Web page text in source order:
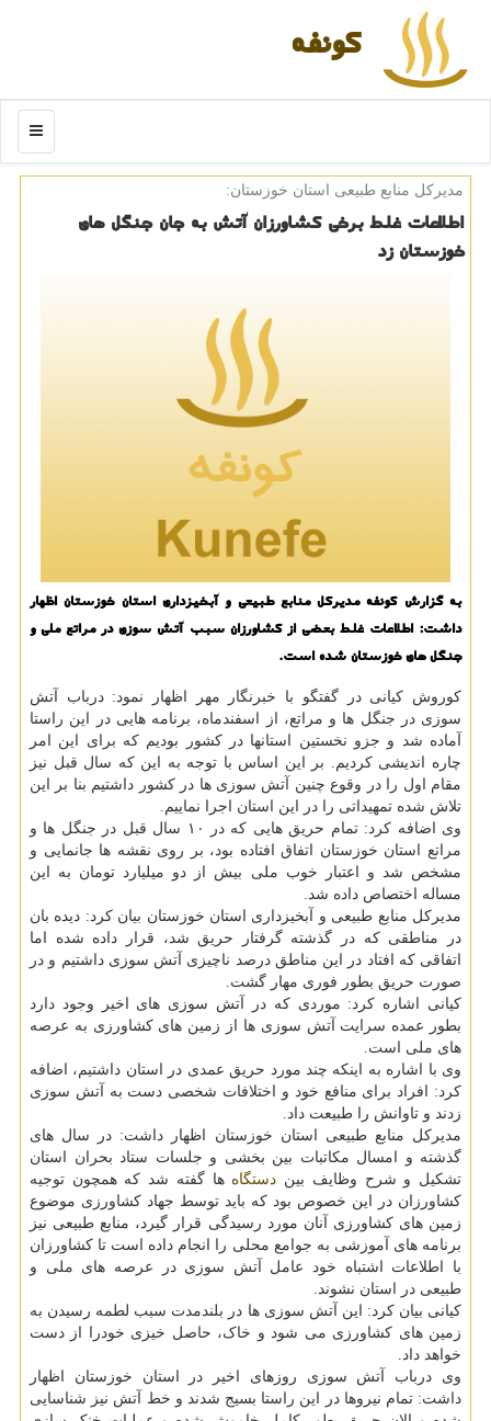
كونفه
منو
مدیركل منابع طبیعی استان خوزستان:
اطلاعات غلط برخی كشاورزان آتش به جان جنگل های
خوزستان زد
به گزارش كونفه مدیركل منابع طبیعی و آبخیزداری استان خوزستان اظهار
داشت: اطلاعات غلط بعضی از كشاورزان سبب آتش سوزی در مراتع ملی و
جنگل های خوزستان شده است.
کوروش کیانی در گفتگو با خبرنگار مهر اظهار نمود: درباب آتش
سوزی در جنگل ها و مراتع، از اسفندماه، برنامه هایی در این راستا
آماده شد و جزو نخستین استانها در کشور بودیم که برای این امر
چاره اندیشی کردیم. بر این اساس با توجه به این که سال قبل نیز
مقام اول را در وقوع چنین آتش سوزی ها در کشور داشتیم بنا بر این
تلاش شده تمهیداتی را در این استان اجرا نماییم.
وی اضافه کرد: تمام حریق هایی که در ۱۰ سال قبل در جنگل ها و
مراتع استان خوزستان اتفاق افتاده بود، بر روی نقشه ها جانمایی و
مشخص شد و اعتبار خوب ملی بیش از دو میلیارد تومان به این
مساله اختصاص داده شد.
مدیرکل منابع طبیعی و آبخیزداری استان خوزستان بیان کرد: دیده بان
در مناطقی که در گذشته گرفتار حریق شد، قرار داده شده اما
اتفاقی که افتاد در این مناطق درصد ناچیزی آتش سوزی داشتیم و در
صورت حریق بطور فوری مهار گشت.
کیانی اشاره کرد: موردی که در آتش سوزی های اخیر وجود دارد
بطور عمده سرایت آتش سوزی ها از زمین های کشاورزی به عرصه
های ملی است.
وی با اشاره به اینکه چند مورد حریق عمدی در استان داشتیم، اضافه
کرد: افراد برای منافع خود و اختلافات شخصی دست به آتش سوزی
زدند و تاوانش را طبیعت داد.
مدیرکل منابع طبیعی استان خوزستان اظهار داشت: در سال های
گذشته و امسال مکاتبات بین بخشی و جلسات ستاد بحران استان
تشکیل و شرح وظایف بین دستگاه ها گفته شد که همچون توجیه
کشاورزان در این خصوص بود که باید توسط جهاد کشاورزی موضوع
زمین های کشاورزی آنان مورد رسیدگی قرار گیرد، منابع طبیعی نیز
برنامه های آموزشی به جوامع محلی را انجام داده است تا کشاورزان
با اطلاعات اشتباه خود عامل آتش سوزی در عرصه های ملی و
طبیعی در استان نشوند.
کیانی بیان کرد: این آتش سوزی ها در بلندمدت سبب لطمه رسیدن به
زمین های کشاورزی می شود و خاک، حاصل خیزی خودرا از دست
خواهد داد.
وی درباب آتش سوزی روزهای اخیر در استان خوزستان اظهار
داشت: تمام نیروها در این راستا بسیج شدند و خط آتش نیز شناسایی